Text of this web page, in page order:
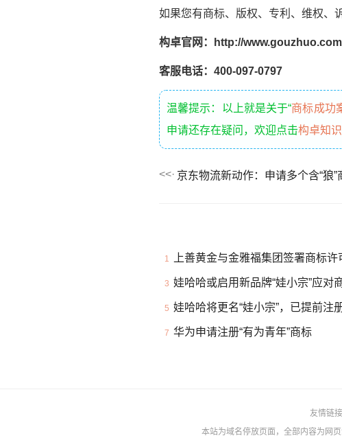
如果您有商标、版权、专利、维权、
构卓官网：http://
客服电话：400-097-0797
温馨提示：以上就是关于“商标成功
申请还存在疑问，欢迎点击构卓知
京东物流新动作：申请多个含“狼”
1 上善黄金与金雅福集团签署商标许
3 娃哈哈或启用新品牌“娃小宗”应对
5 娃哈哈将更名“娃小宗”，已提前注
7 华为申请注册“有为青年”商标
友情链接
本站为域名停放页面，全部内容为网